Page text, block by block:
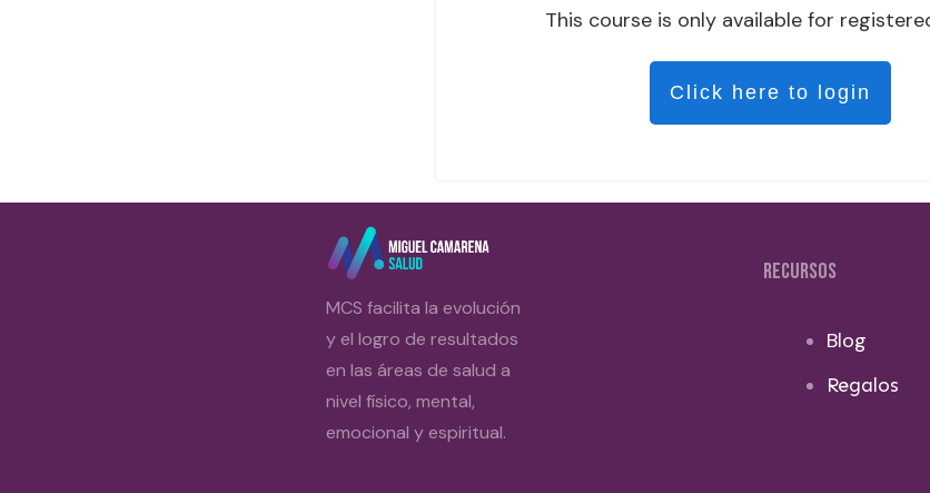
This course is only available for
Click here to login
MCS facilita la evolución
y el logro de resultados
en las áreas de salud a
nivel físico, mental,
emocional y espiritual.
RECURSOS
Blog
Regalos